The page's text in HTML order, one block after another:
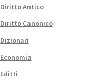
Diritto Antico
Diritto Canonico
Dizionari
Economia
Editti